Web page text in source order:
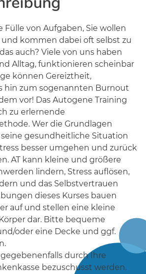
Fülle von Aufgaben, Sie wollen
kommen dabei oft selbst zu
auch? Viele von uns haben
Alltag, funktionieren scheinbar
können Gereiztheit,
hin zum sogenannten Burnout
vor! Das Autogene Training
zu erlernende
Wer die Grundlagen
gesundheitliche Situation
besser umgehen und zurück
AT kann kleine und größere
lindern, Stress auflösen,
und das Selbstvertrauen
dieses Kurses bauen
auf und stellen eine kleine
dar. Bitte bequeme
oder eine Decke und ggf.
durch Ihre
bezuschusst werden.